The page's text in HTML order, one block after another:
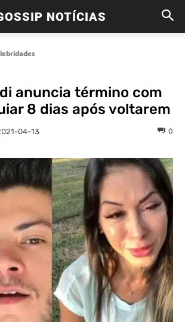
NOTÍCIAS
anuncia término com
8 dias após voltarem
04-13 0